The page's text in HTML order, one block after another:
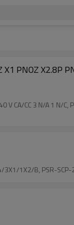
PNOZ X2.8P
V CA/CC 3 N/A 1 N/C,
3X1/1X2/B, PSR-